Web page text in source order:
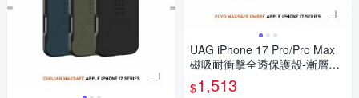
UAG iPhone 17 Pro/Pro Max
磁吸耐衝擊全透保護殼-漸層款
(支援MagSafe 手機殼)
$1,513